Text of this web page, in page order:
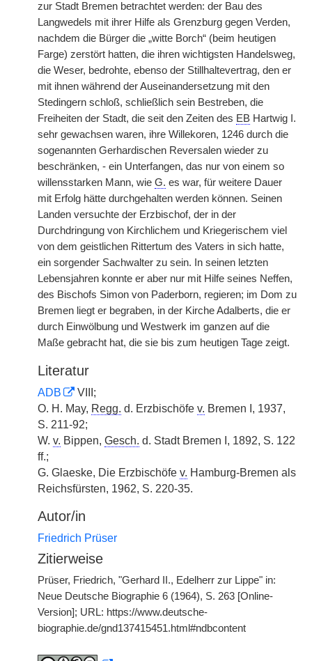
zur Stadt Bremen betrachtet werden: der Bau des
Langwedels mit ihrer Hilfe als Grenzburg gegen Verden,
nachdem die Bürger die „witte Borch“ (beim heutigen
Farge) zerstört hatten, die ihren wichtigsten Handelsweg,
die Weser, bedrohte, ebenso der Stillhaltevertrag, den er
mit ihnen während der Auseinandersetzung mit den
Stedingern schloß, schließlich sein Bestreben, die
Freiheiten der Stadt, die seit den Zeiten des EB Hartwig I.
sehr gewachsen waren, ihre Willekoren, 1246 durch die
sogenannten Gerhardischen Reversalen wieder zu
beschränken, - ein Unterfangen, das nur von einem so
willensstarken Mann, wie G. es war, für weitere Dauer
mit Erfolg hätte durchgehalten werden können. Seinen
Landen versuchte der Erzbischof, der in der
Durchdringung von Kirchlichem und Kriegerischem viel
von dem geistlichen Rittertum des Vaters in sich hatte,
ein sorgender Sachwalter zu sein. In seinen letzten
Lebensjahren konnte er aber nur mit Hilfe seines Neffen,
des Bischofs Simon von Paderborn, regieren; im Dom zu
Bremen liegt er begraben, in der Kirche Adalberts, die er
durch Einwölbung und Westwerk im ganzen auf die
Maße gebracht hat, die sie bis zum heutigen Tage zeigt.
Literatur
ADB
VIII;
O. H. May, Regg. d. Erzbischöfe v. Bremen I, 1937,
S. 211-92;
W. v. Bippen, Gesch. d. Stadt Bremen I, 1892, S. 122
ff.;
G. Glaeske, Die Erzbischöfe v. Hamburg-Bremen als
Reichsfürsten, 1962, S. 220-35.
Autor/in
Friedrich Prüser
Zitierweise
Prüser, Friedrich, "Gerhard II., Edelherr zur Lippe" in:
Neue Deutsche Biographie 6 (1964), S. 263 [Online-
Version]; URL: https://www.deutsche-
biographie.de/gnd137415451.html#ndbcontent